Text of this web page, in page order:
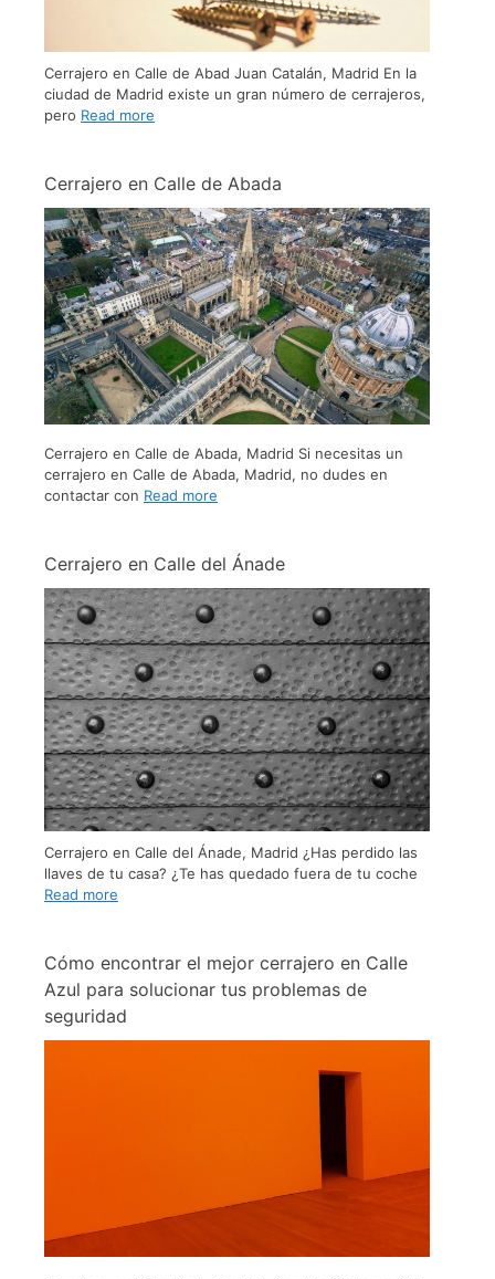
Cerrajero en Calle de Abad Juan Catalán, Madrid En la
ciudad de Madrid existe un gran número de cerrajeros,
pero Read more
Cerrajero en Calle de Abada
Cerrajero en Calle de Abada, Madrid Si necesitas un
cerrajero en Calle de Abada, Madrid, no dudes en
contactar con Read more
Cerrajero en Calle del Ánade
Cerrajero en Calle del Ánade, Madrid ¿Has perdido las
llaves de tu casa? ¿Te has quedado fuera de tu coche
Read more
Cómo encontrar el mejor cerrajero en Calle
Azul para solucionar tus problemas de
seguridad